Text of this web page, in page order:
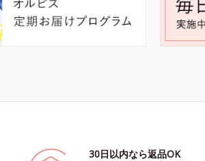
30日以内なら返品OK